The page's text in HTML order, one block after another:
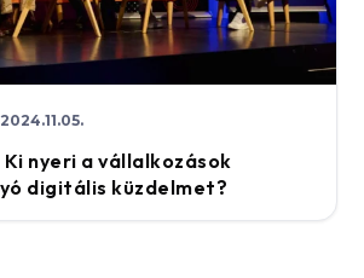
2024.11.05.
Ki nyeri a vállalkozások
digitális küzdelmet?